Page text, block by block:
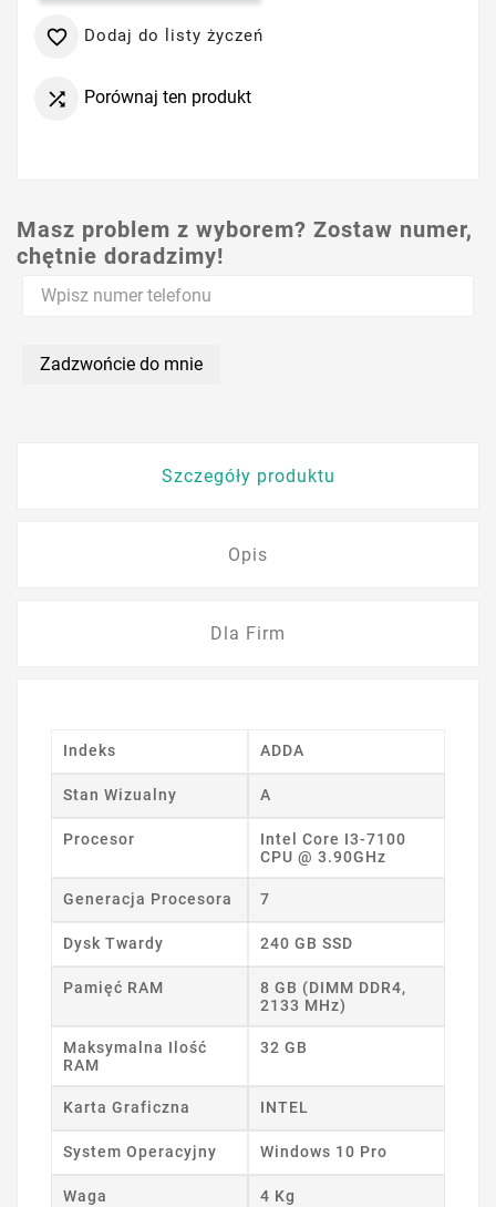
 Dodaj do listy życzeń
 Porównaj ten produkt
Masz problem z wyborem? Zostaw numer,
chętnie doradzimy!
Zadzwońcie do mnie
Szczegóły produktu
Opis
Dla Firm
Indeks ADDA
Stan Wizualny A
Procesor
Intel Core I3-7100
CPU @ 3.90GHz
Generacja Procesora 7
Dysk Twardy 240 GB SSD
Pamięć RAM
8 GB (DIMM DDR4,
2133 MHz)
Maksymalna Ilość
RAM
32 GB
Karta Graficzna INTEL
System Operacyjny Windows 10 Pro
Waga 4 Kg